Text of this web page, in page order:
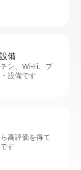
備
ン、Wi-Fi、プ
設備です
高評価を得て
す